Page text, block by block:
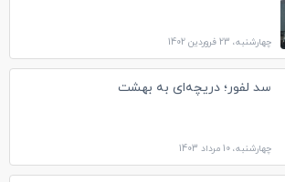
چهارشنبه، 23 فروردین 1402
سد لفور؛ دریچه‌ای به بهشت
چهارشنبه، 10 مرداد 1403